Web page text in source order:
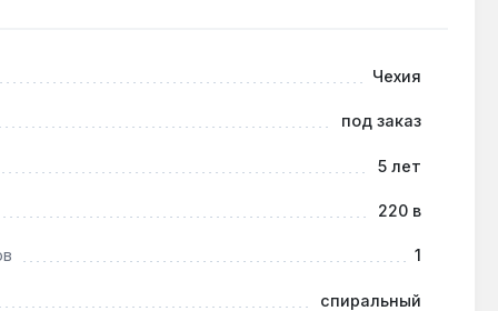
контуру (35–45 °C) через
сокращается до 12 месяцев.
Чехия
под заказ
5 лет
220 в
1
спиральный